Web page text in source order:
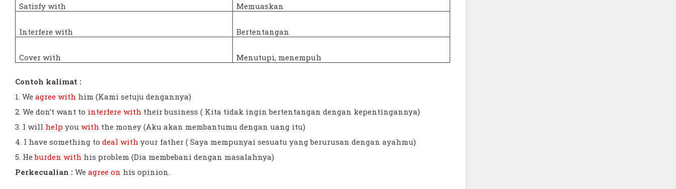
Satisfy with Memuaskan
Interfere with Bertentangan
Cover with Menutupi, menempuh
Contoh kalimat :
1. We agree with him (Kami setuju dengannya)
2. We don’t want to interfere with their business ( Kita tidak ingin bertentangan dengan kepentingannya)
3. I will help you with the money (Aku akan membantumu dengan uang itu)
4. I have something to deal with your father ( Saya mempunyai sesuatu yang berurusan dengan ayahmu)
5. He burden with his problem (Dia membebani dengan masalahnya)
Perkecualian : We agree on his opinion.